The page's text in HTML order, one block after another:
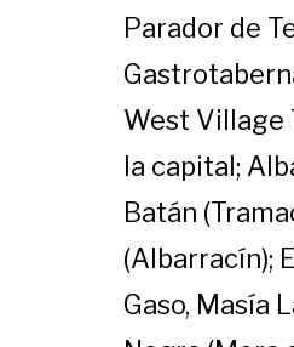
Parador de
West Village
la capital;
Batán
(Albarracín);
Gaso, Masía